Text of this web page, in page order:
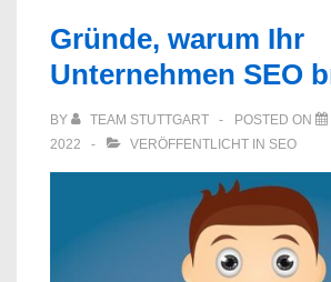
Gründe, warum Ihr
Unternehmen SEO
BY TEAM STUTTGART POSTED ON
2022
VERÖFFENTLICHT IN SEO